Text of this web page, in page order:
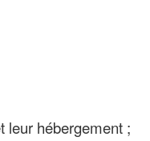
leur hébergement ;